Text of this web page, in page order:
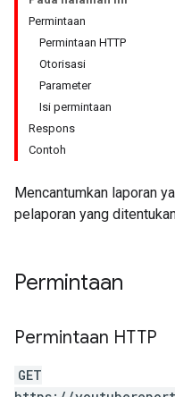
Permintaan
Permintaan HTTP
Otorisasi
Parameter
Isi permintaan
Respons
Contoh
Mencantumkan laporan
pelaporan yang
Permintaan
Permintaan HTTP
GET